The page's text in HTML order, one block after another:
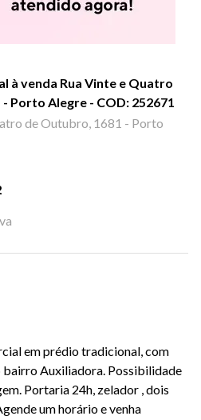
à venda Rua Vinte e Quatro
Porto Alegre - COD: 252671
de Outubro, 1681 - Porto
em prédio tradicional, com
bairro Auxiliadora. Possibilidade
Portaria 24h, zelador , dois
um horário e venha